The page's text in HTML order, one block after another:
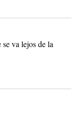
va lejos de la